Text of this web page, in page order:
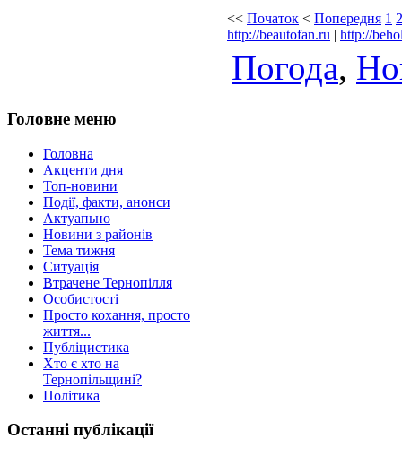
<< Початок < Попередня 1 2
http://beautofan.ru | http://
Погода,
Головне меню
Головна
Акценти дня
Топ-новини
Події, факти, анонси
Актуапьно
Новини з районів
Тема тижня
Ситуація
Втрачене Тернопілля
Особистості
Просто кохання, просто
життя...
Публіцистика
Хто є хто на
Тернопільщині?
Політика
Останні публікації